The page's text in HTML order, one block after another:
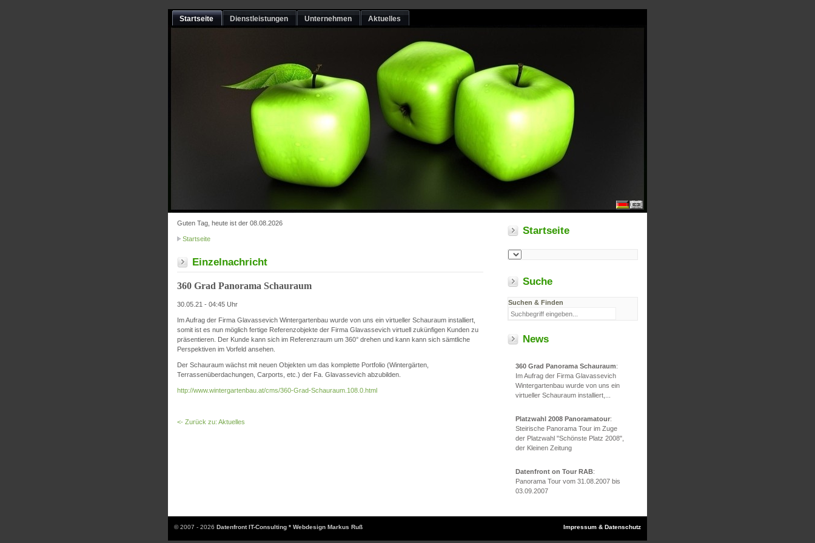
Startseite Dienstleistungen Unternehmen Aktuelles
Guten Tag, heute ist der 08.08.2026
Startseite
Einzelnachricht
360 Grad Panorama Schauraum
30.05.21 - 04:45 Uhr
Im Aufrag der Firma Glavassevich Wintergartenbau wurde von uns ein virtueller Schauraum installiert,
somit ist es nun möglich fertige Referenzobjekte der Firma Glavassevich virtuell zukünfigen Kunden zu
präsentieren. Der Kunde kann sich im Referenzraum um 360° drehen und kann kann sich sämtliche
Perspektiven im Vorfeld ansehen.
Der Schauraum wächst mit neuen Objekten um das komplette Portfolio (Wintergärten,
Terrassenüberdachungen, Carports, etc.) der Fa. Glavassevich abzubilden.
http://www.wintergartenbau.at/cms/360-Grad-Schauraum.108.0.html
<- Zurück zu: Aktuelles
Startseite
Suche
Suchen & Finden
News
360 Grad Panorama Schauraum:
Im Aufrag der Firma Glavassevich
Wintergartenbau wurde von uns ein
virtueller Schauraum installiert,...
Platzwahl 2008 Panoramatour:
Steirische Panorama Tour im Zuge
der Platzwahl "Schönste Platz 2008",
der Kleinen Zeitung
Datenfront on Tour RAB:
Panorama Tour vom 31.08.2007 bis
03.09.2007
© 2007 - 2026 Datenfront IT-Consulting * Webdesign Markus Ruß Impressum & Datenschutz